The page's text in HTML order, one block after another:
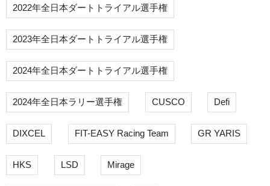
2022年全日本ダートトライアル選手権
2023年全日本ダートトライアル選手権
2024年全日本ダートトライアル選手権
2024年全日本ラリー選手権 CUSCO Defi
DIXCEL FIT-EASY Racing Team GR YARIS
HKS LSD Mirage